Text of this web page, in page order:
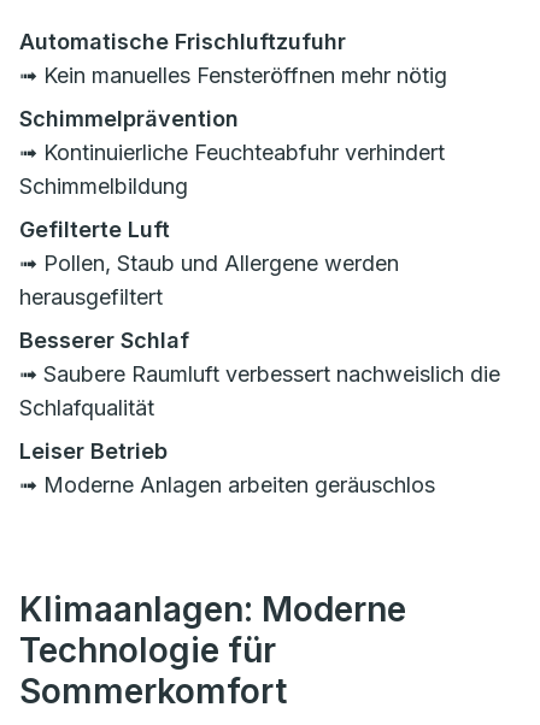
Automatische Frischluftzufuhr
➟ Kein manuelles Fensteröffnen mehr nötig
Schimmelprävention
➟ Kontinuierliche Feuchteabfuhr verhindert
Schimmelbildung
Gefilterte Luft
➟ Pollen, Staub und Allergene werden
herausgefiltert
Besserer Schlaf
➟ Saubere Raumluft verbessert nachweislich die
Schlafqualität
Leiser Betrieb
➟ Moderne Anlagen arbeiten geräuschlos
Klimaanlagen: Moderne
Technologie für
Sommerkomfort